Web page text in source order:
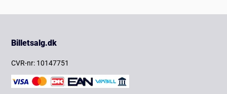
Billetsalg.dk
CVR-nr: 10147751